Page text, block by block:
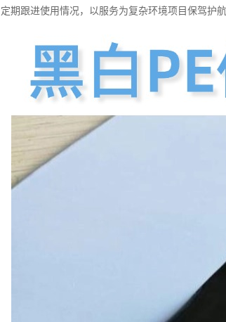
定期跟进使用情况，以服务为复杂环境项目保驾护航